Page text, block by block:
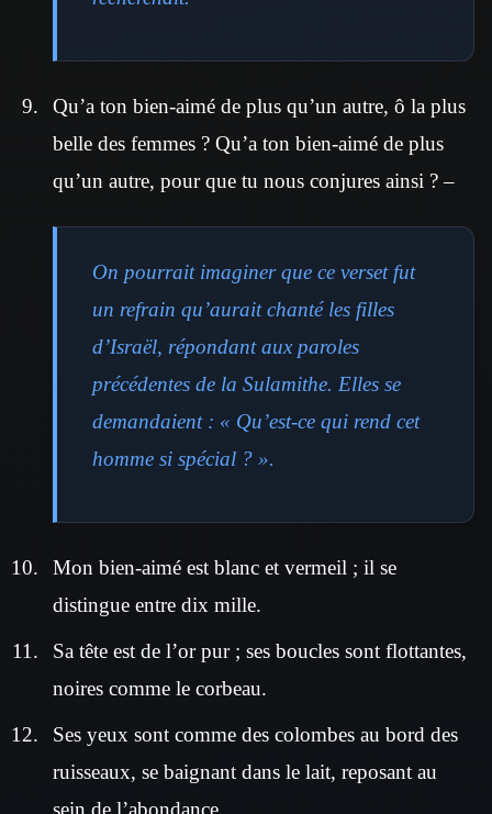
Qu’a ton bien-aimé de plus qu’un autre, ô la plus
belle des femmes ? Qu’a ton bien-aimé de plus
qu’un autre, pour que tu nous conjures ainsi ? –
On pourrait imaginer que ce verset fut
un refrain qu’aurait chanté les filles
d’Israël, répondant aux paroles
précédentes de la Sulamithe. Elles se
demandaient : « Qu’est-ce qui rend cet
homme si spécial ? ».
Mon bien-aimé est blanc et vermeil ; il se
distingue entre dix mille.
Sa tête est de l’or pur ; ses boucles sont flottantes,
noires comme le corbeau.
Ses yeux sont comme des colombes au bord des
ruisseaux, se baignant dans le lait, reposant au
sein de l’abondance.